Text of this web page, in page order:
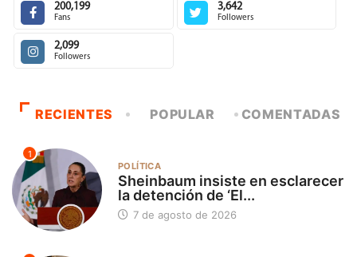
200,199
Fans
3,642
Followers
2,099
Followers
RECIENTES POPULAR COMENTADAS
1
POLÍTICA
Sheinbaum insiste en esclarecer
la detención de ‘El...
7 de agosto de 2026